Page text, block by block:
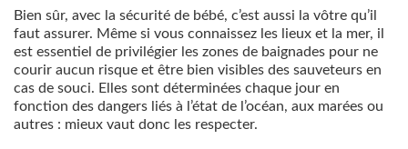
Bien sûr, avec la sécurité de bébé, c’est aussi la vôtre qu’il
faut assurer. Même si vous connaissez les lieux et la mer, il
est essentiel de privilégier les zones de baignades pour ne
courir aucun risque et être bien visibles des sauveteurs en
cas de souci. Elles sont déterminées chaque jour en
fonction des dangers liés à l’état de l’océan, aux marées ou
autres : mieux vaut donc les respecter.